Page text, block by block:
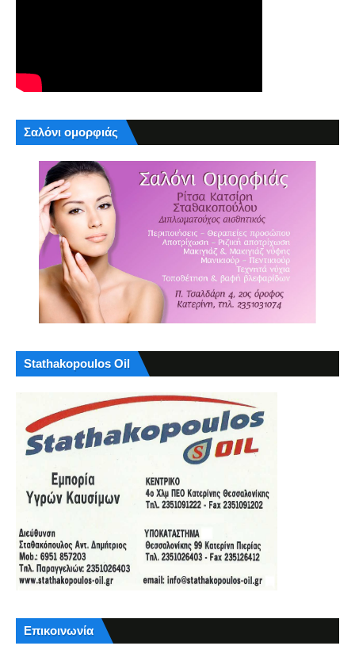
Σαλόνι ομορφιάς
Stathakopoulos Oil
Επικοινωνία